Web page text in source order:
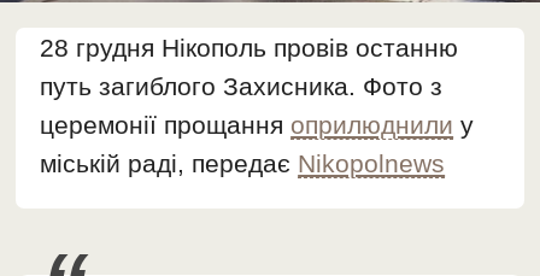
28 грудня Нікополь провів останню
путь загиблого Захисника. Фото з
церемонії прощання оприлюднили у
міській раді, передає Nikopolnews